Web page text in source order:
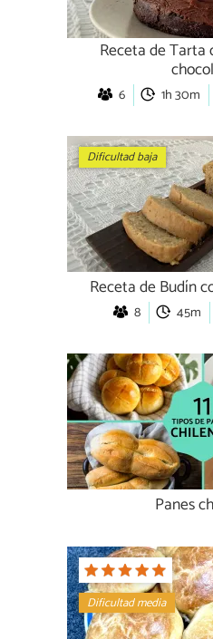
Receta de Tarta
6 1h 30m
Dificultad baja
Receta de Budín
8 45m
Panes
Dificultad media